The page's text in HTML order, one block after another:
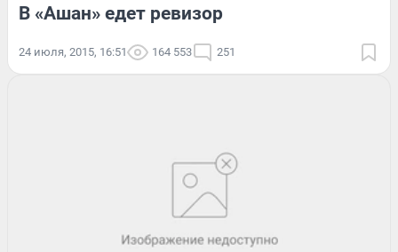
В «Ашан» едет ревизор
24 июля, 2015, 16:51 164 553 251